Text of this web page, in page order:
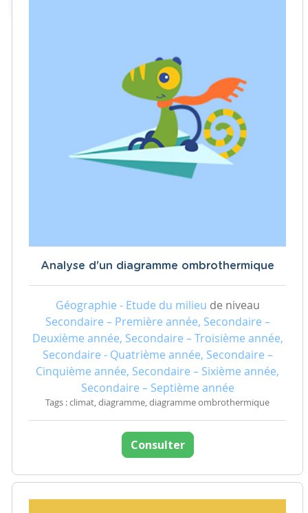
Analyse d'un diagramme ombrothermique
Géographie - Etude du milieu de niveau
Secondaire – Première année, Secondaire –
Deuxième année, Secondaire – Troisième année,
Secondaire - Quatrième année, Secondaire –
Cinquième année, Secondaire – Sixième année,
Secondaire – Septième année
Tags : climat, diagramme, diagramme ombrothermique
Consulter